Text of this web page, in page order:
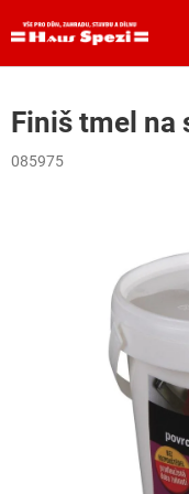
na
Finiš tmel na
085975